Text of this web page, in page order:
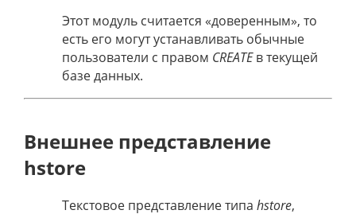
Этот модуль считается «доверенным», то
есть его могут устанавливать обычные
пользователи с правом CREATEв текущей
базе данных.
Внешнее представление
hstore
Текстовое представление типа hstore,